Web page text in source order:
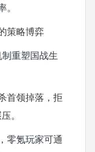
。
策略博弈
制重塑国战生
首领掉落，拒
。
零氪玩家可通